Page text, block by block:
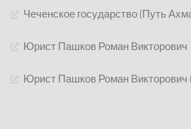
Чеченское государство (Путь
Юрист Пашков Роман Викторович
Юрист Пашков Роман Викторович